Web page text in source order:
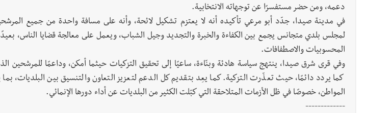
دعمه، ومن حضر مستفسرًا عن توجهاته الانتخابية.
في مدينة صيدا، جدّد أبو مرعي تأكيده أنه لا يعتزم تشكيل لائحة، وأنه على مسافة واحدة من جميع
لمجلس بلدي متجانس يجمع بين الكفاءة والخبرة والتجديد وجيل الشباب، ويعمل على معالجة قضايا الناس،
المحسوبيات والاصطفافات.
وفي قرى شرق صيدا، ينتهج سياسة هادئة وبنّاءة، ساعيًا إلى تحقيق التزكيات حيثما أمكن، وداعمًا للمرشحين
كما يردد دائمًا، حيث تعذّرت التزكية. كما يعِد بتقديم كل الدعم لتعزيز التعاون والتنسيق بين البلديات،
المواطن، خصوصًا في ظل الأزمات المتلاحقة التي كبّلت الكثير من البلديات عن أداء دورها الإنمائي.
-------------